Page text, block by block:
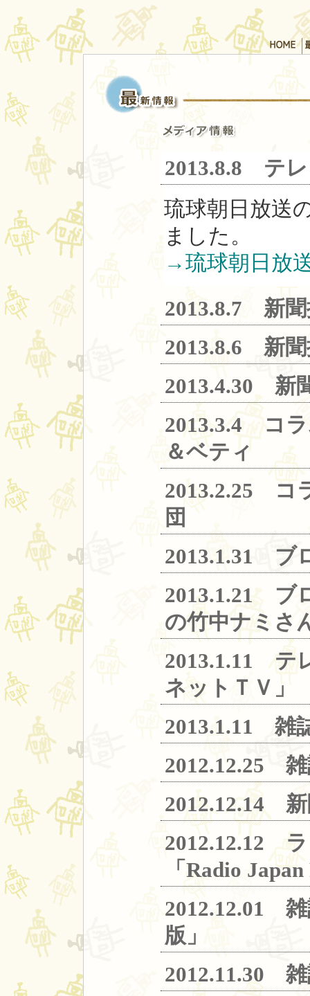
2013.8.8
琉球朝日放送
ました。
→琉球朝日放
2013.8.7
2013.8.6
2013.4.30
2013.3.4 コ
＆ベティ
2013.2.25
団
2013.1.31
2013.1.21
の竹中ナミさ
2013.1.11
ネットＴＶ」
2013.1.11
2012.12.25
2012.12.14
2012.12.12
「Radio
2012.12.01
版」
2012.11.30